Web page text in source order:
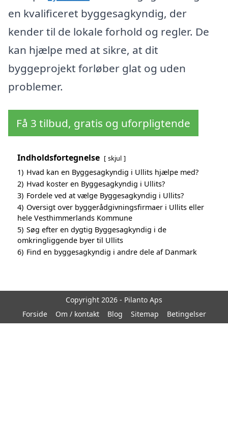
en kvalificeret byggesagkyndig, der
kender til de lokale forhold og regler. De
kan hjælpe med at sikre, at dit
byggeprojekt forløber glat og uden
problemer.
Få 3 tilbud, gratis og uforpligtende
Indholdsfortegnelse skjul
1) Hvad kan en Byggesagkyndig i Ullits hjælpe med?
2) Hvad koster en Byggesagkyndig i Ullits?
3) Fordele ved at vælge Byggesagkyndig i Ullits?
4) Oversigt over byggerådgivningsfirmaer i Ullits eller
hele Vesthimmerlands Kommune
5) Søg efter en dygtig Byggesagkyndig i de
omkringliggende byer til Ullits
6) Find en byggesagkyndig i andre dele af Danmark
Copyright 2026 - Pilanto Aps
Forside
Om / kontakt Blog Sitemap Betingelser